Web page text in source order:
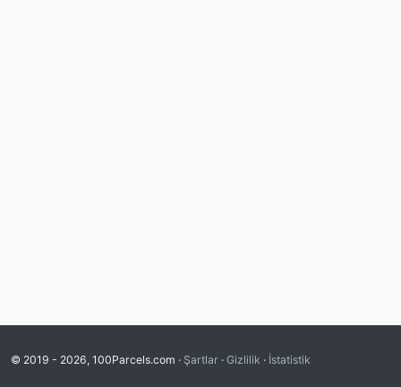
© 2019 - 2026, 100Parcels.com · Şartlar · Gizlilik · İstatistik